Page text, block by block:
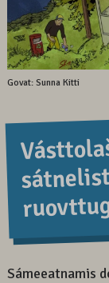
Govat: Sunna Kitti
Sámeeatnamis